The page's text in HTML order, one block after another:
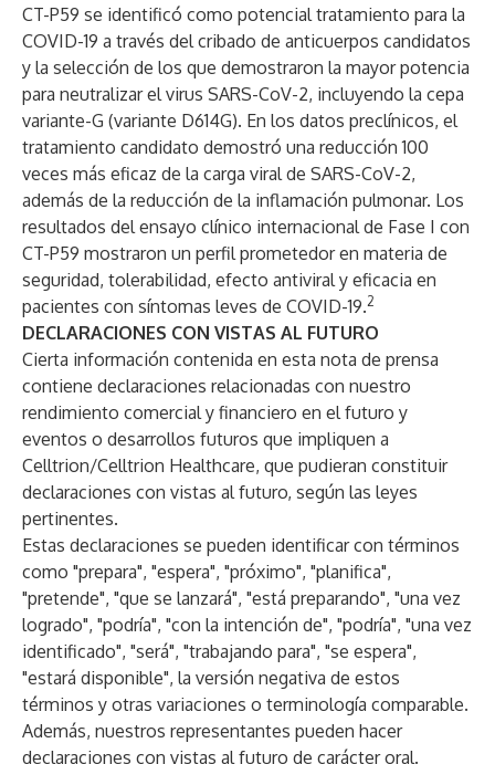
CT-P59 se identificó como potencial tratamiento para la
COVID-19 a través del cribado de anticuerpos candidatos
y la selección de los que demostraron la mayor potencia
para neutralizar el virus SARS-CoV-2, incluyendo la cepa
variante-G (variante D614G). En los datos preclínicos, el
tratamiento candidato demostró una reducción 100
veces más eficaz de la carga viral de SARS-CoV-2,
además de la reducción de la inflamación pulmonar. Los
resultados del ensayo clínico internacional de Fase I con
CT-P59 mostraron un perfil prometedor en materia de
seguridad, tolerabilidad, efecto antiviral y eficacia en
pacientes con síntomas leves de COVID-19.2
DECLARACIONES CON VISTAS AL FUTURO
Cierta información contenida en esta nota de prensa
contiene declaraciones relacionadas con nuestro
rendimiento comercial y financiero en el futuro y
eventos o desarrollos futuros que impliquen a
Celltrion/Celltrion Healthcare, que pudieran constituir
declaraciones con vistas al futuro, según las leyes
pertinentes.
Estas declaraciones se pueden identificar con términos
como "prepara", "espera", "próximo", "planifica",
"pretende", "que se lanzará", "está preparando", "una vez
logrado", "podría", "con la intención de", "podría", "una vez
identificado", "será", "trabajando para", "se espera",
"estará disponible", la versión negativa de estos
términos y otras variaciones o terminología comparable.
Además, nuestros representantes pueden hacer
declaraciones con vistas al futuro de carácter oral.